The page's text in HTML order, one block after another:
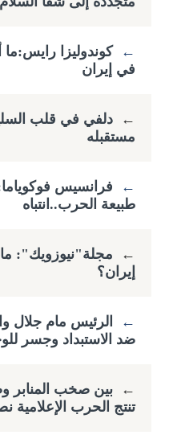
← كوندوليزا رايس:ما
في إيران
←
دلفي في قلب
مستقبله
←
فرانسيس
طبيعة الحرب..انتباه
←
مجلة"نيوزويك":
إيران؟
←
الرئيس مام جلال
ضد الاستبداد وجسر
←
بين صخب المنابر
تنتج الحرب